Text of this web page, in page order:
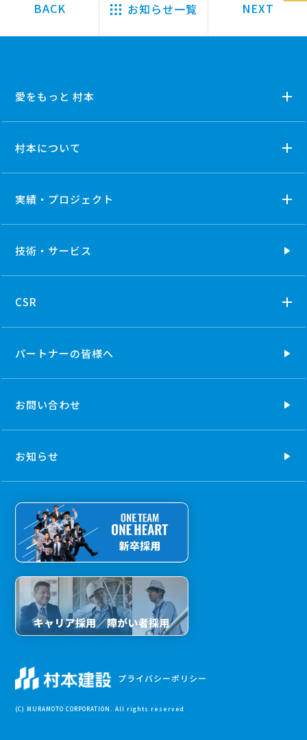
お知らせ一覧
愛をもっと 村本
村本について
実績・プロジェクト
技術・ サービス
CSR
パートナーの皆様へ
お問い合わせ
お知らせ
プライバシーポリシー
(C) MURAMOTO CORPORATION. All rights reserved